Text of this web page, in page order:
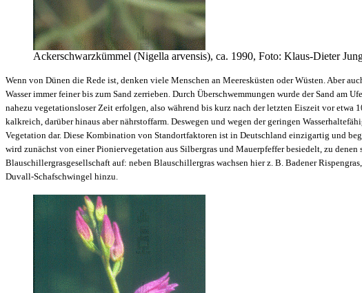
Ackerschwarzkümmel (Nigella arvensis), ca. 1990, Foto: Klaus-Dieter
Wenn von Dünen die Rede ist, denken viele Menschen an Meeresküsten oder Wüsten. Aber
Wasser immer feiner bis zum Sand zerrieben. Durch Überschwemmungen wurde der Sand
nahezu vegetationsloser Zeit erfolgen, also während bis kurz nach der letzten Eiszeit vor
kalkreich, darüber hinaus aber nährstoffarm. Deswegen und wegen der geringen
Vegetation dar. Diese Kombination von Standortfaktoren ist in Deutschland einzigartig und
wird zunächst von einer Pioniervegetation aus Silbergras und Mauerpfeffer besiedelt, zu
Blauschillergrasgesellschaft auf: neben Blauschillergras wachsen hier z. B. Badener
Duvall-Schafschwingel hinzu.